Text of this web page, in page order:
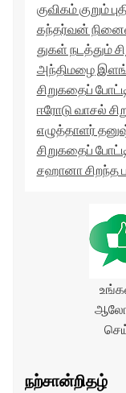
குவிகம் குறும்
கந்தர்வன்
துகள் நடத்தும்
அந்திமழை
சிறுகதைப்
ஈரோடு வாசல்
எழுத்தாளர்
சிறுகதைப்
சஹானா சிறந்த
நற்சான்றிதழ்